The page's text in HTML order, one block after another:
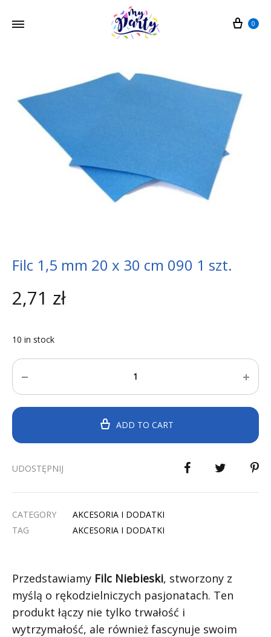
Cart
0
Filc 1,5 mm 20 x 30 cm 090 1 szt.
2,71 zł
10 in stock
Quantity
ADD TO CART
UDOSTĘPNIJ
CATEGORY
AKCESORIA I DODATKI
TAG
AKCESORIA I DODATKI
Przedstawiamy Filc Niebieski, stworzony z
myślą o rękodzielniczych pasjonatach. Ten
produkt łączy nie tylko trwałość i
wytrzymałość, ale również fascynuje swoim